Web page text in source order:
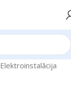
Elektroinstalācija